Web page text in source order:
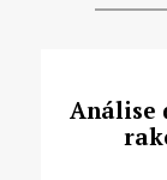
Análise